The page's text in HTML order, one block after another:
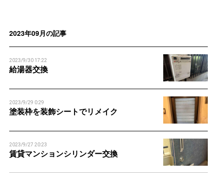
2023年09月の記事
2023/9/30 17:22
給湯器交換
2023/9/29 0:29
塗装枠を装飾シートでリメイク
2023/9/27 20:23
賃貸マンションシリンダー交換